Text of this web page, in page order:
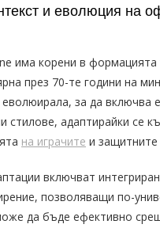
и еволюция на
има корени в формацията
през 70-те години на
за да включва
стилове, адаптирайки се
на играчите и защитните
включват
позволяващи по-
да бъде ефективно